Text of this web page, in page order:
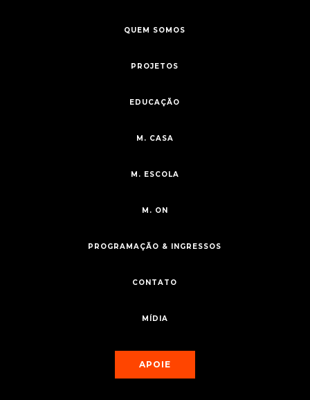
QUEM SOMOS
PROJETOS
EDUCAÇÃO
M. CASA
M. ESCOLA
M. ON
PROGRAMAÇÃO & INGRESSOS
CONTATO
MÍDIA
APOIE